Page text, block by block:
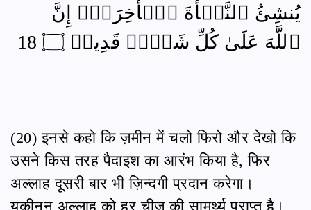
يُنشِئُ ٱلنَّشۡأَةَ ٱلۡأٓخِرَةَۚ إِنَّ
ٱللَّهَ عَلَىٰ كُلِّ شَيۡءٖ قَدِيرٞ ۝ 18
(20) इनसे कहो कि ज़मीन में चलो फिरो और देखो कि
उसने किस तरह पैदाइश का आरंभ किया है, फिर
अल्लाह दूसरी बार भी ज़िन्दगी प्रदान करेगा।
यक़ीनन अल्लाह को हर चीज़़ की सामर्थ्य प्राप्त है।